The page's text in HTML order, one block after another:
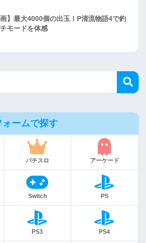
画】最大4000個の出玉！P清流物語4で釣
モードを体感
ームで探す
パチスロ アーケード
Switch PS
PS3 PS4